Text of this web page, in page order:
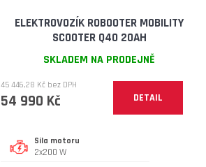
ELEKTROVOZÍK ROBOOTER MOBILITY
SCOOTER Q40 20AH
SKLADEM NA PRODEJNĚ
45 446,28 Kč bez DPH
54 990 Kč DETAIL
Síla motoru
2x200 W